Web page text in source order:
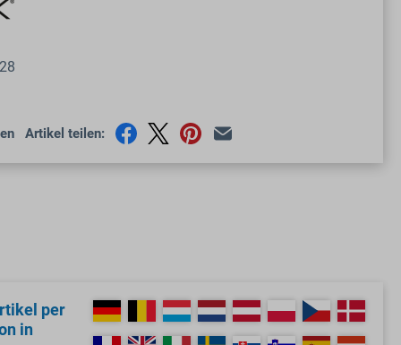
Artikel teilen:
per
in